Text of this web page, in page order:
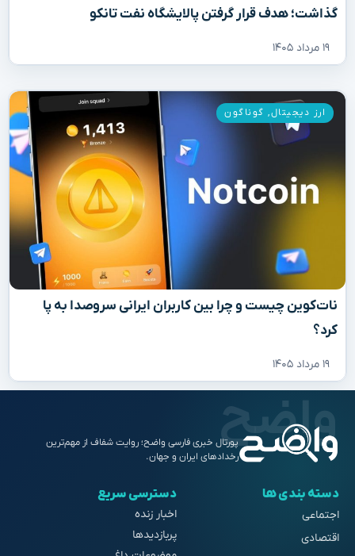
گذاشت؛ هدف قرار گرفتن پالایشگاه نفت تانکو
۱۹ مرداد ۱۴۰۵
نات‌کوین چیست و چرا بین کاربران ایرانی سروصدا به پا
کرد؟
۱۹ مرداد ۱۴۰۵
ارز دیجیتال, گوناگون
پورتال خبری فارسی واضح؛ روایت شفاف از مهم‌ترین
رخدادهای ایران و جهان.
دسته بندی ها
اجتماعی
اقتصادی
دسترسی سریع
اخبار زنده
پربازدیدها